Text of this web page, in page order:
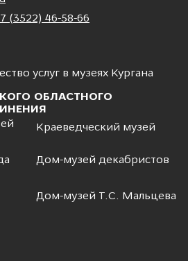
(3522) 46-58-66
услуг в музеях Кургана
ОБЛАСТНОГО
Краеведческий музей
Дом-музей декабристов
Дом-музей Т.С. Мальцева